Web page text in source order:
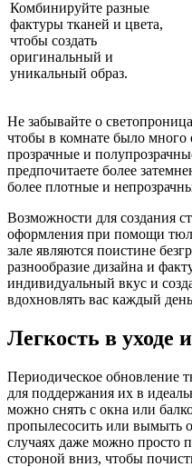
Комбинируйте разные
фактуры тканей и цвета,
чтобы создать
оригинальный и
уникальный образ.
Не забывайте о
чтобы в комнате было много
прозрачные и
предпочитаете более
более плотные и
Возможности для создания
оформления при помощи
зале являются поистине
разнообразие дизайна и
индивидуальный вкус и
вдохновлять вас каждый
Легкость в уходе
Периодическое обновление
для поддержания их в
можно снять с окна или
пропылесосить или вымыть
случаях даже можно просто
стороной вниз, чтобы